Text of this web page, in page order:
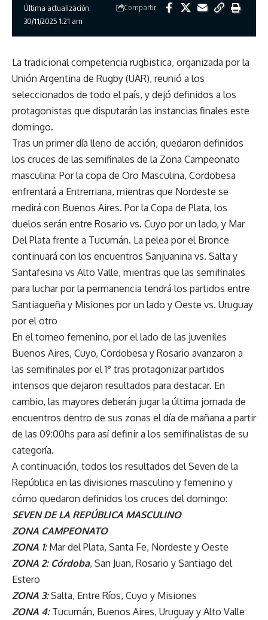
Última actualización:
30/11/2025 1:21 am
Compartir
La tradicional competencia rugbistica, organizada por la
Unión Argentina de Rugby (UAR), reunió a los
seleccionados de todo el país, y dejó definidos a los
protagonistas que disputarán las instancias finales este
domingo.
Tras un primer día lleno de acción, quedaron definidos
los cruces de las semifinales de la Zona Campeonato
masculina: Por la copa de Oro Masculina, Cordobesa
enfrentará a Entrerriana, mientras que Nordeste se
medirá con Buenos Aires. Por la Copa de Plata, los
duelos serán entre Rosario vs. Cuyo por un lado, y Mar
Del Plata frente a Tucumán. La pelea por el Bronce
continuará con los encuentros Sanjuanina vs. Salta y
Santafesina vs Alto Valle, mientras que las semifinales
para luchar por la permanencia tendrá los partidos entre
Santiagueña y Misiones por un lado y Oeste vs. Uruguay
por el otro
En el torneo femenino, por el lado de las juveniles
Buenos Aires, Cuyo, Cordobesa y Rosario avanzaron a
las semifinales por el 1° tras protagonizar partidos
intensos que dejaron resultados para destacar. En
cambio, las mayores deberán jugar la última jornada de
encuentros dentro de sus zonas el día de mañana a partir
de las 09:00hs para así definir a los semifinalistas de su
categoría.
A continuación, todos los resultados del Seven de la
República en las divisiones masculino y femenino y
cómo quedaron definidos los cruces del domingo:
SEVEN DE LA REPÚBLICA MASCULINO
ZONA CAMPEONATO
ZONA 1:Mar del Plata, Santa Fe, Nordeste y Oeste
ZONA 2: Córdoba, San Juan, Rosario y Santiago del
Estero
ZONA 3: Salta, Entre Ríos, Cuyo y Misiones
ZONA 4: Tucumán, Buenos Aires, Uruguay y Alto Valle